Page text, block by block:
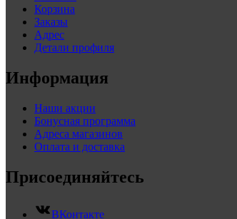
Корзина
Заказы
Адрес
Детали профиля
Информация
Наши акции
Бонусная программа
Адреса магазинов
Оплата и доставка
Присоединяйтесь
ВКонтакте